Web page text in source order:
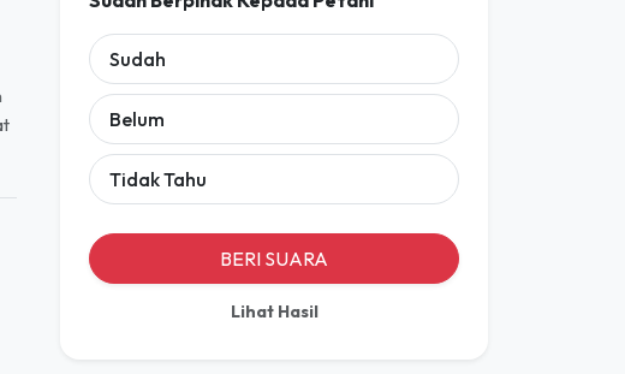
Belum
Tidak Tahu
BERI SUARA
Lihat Hasil